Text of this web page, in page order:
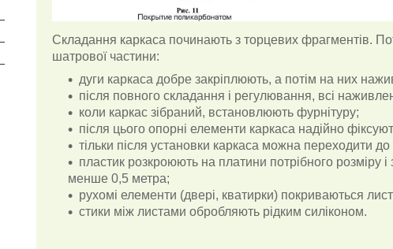
Складання каркаса починають з торцевих фрагментів.
шатрової частини:
дуги каркаса добре закріплюють, а потім на них
після повного складання і регулювання, всі
коли каркас зібраний, встановлюють фурнітуру;
після цього опорні елементи каркаса надійно
тільки після установки каркаса можна переходити до
пластик розкроюють на платини потрібного розміру
менше 0,5 метра;
рухомі елементи (двері, кватирки) покриваються
стики між листами обробляють рідким силіконом.